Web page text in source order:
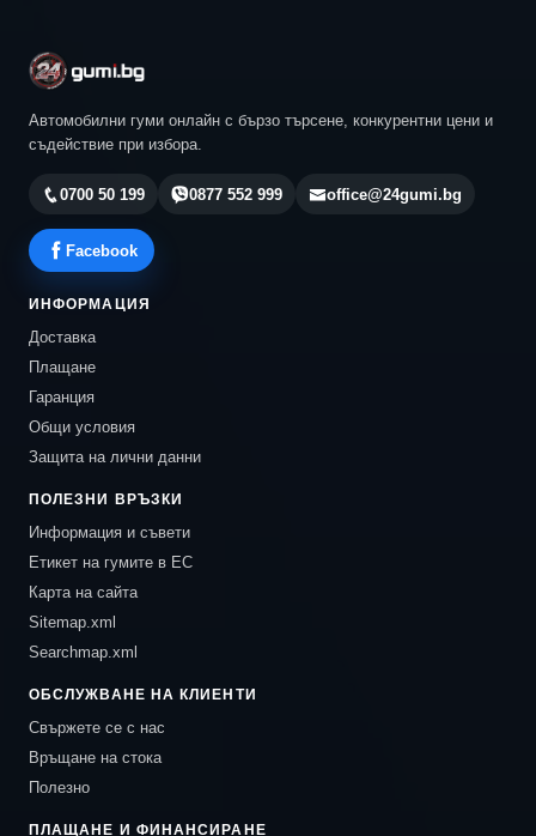
Автомобилни гуми онлайн с бързо търсене, конкурентни цени и
съдействие при избора.
0700 50 199 0877 552 999 office@24gumi.bg
Facebook
ИНФОРМАЦИЯ
Доставка
Плащане
Гаранция
Общи условия
Защита на лични данни
ПОЛЕЗНИ ВРЪЗКИ
Информация и съвети
Етикет на гумите в ЕС
Карта на сайта
Sitemap.xml
Searchmap.xml
ОБСЛУЖВАНЕ НА КЛИЕНТИ
Свържете се с нас
Връщане на стока
Полезно
ПЛАЩАНЕ И ФИНАНСИРАНЕ